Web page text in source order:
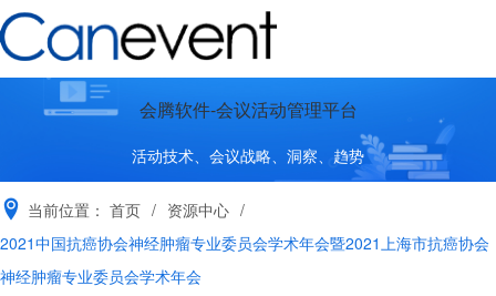
会腾软件-会议活动管理平台
活动技术、会议战略、洞察、趋势
当前位置： 首页 / 资源中心 /
2021中国抗癌协会神经肿瘤专业委员会学术年会暨2021上海市抗癌协会
神经肿瘤专业委员会学术年会